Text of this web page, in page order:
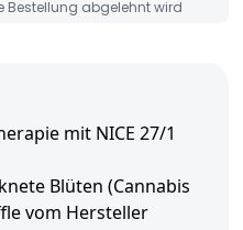
Bestellung abgelehnt wird
mit NICE 27/1
Blüten (Cannabis
vom Hersteller